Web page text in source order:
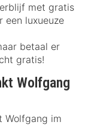
met gratis
een luxueuze
betaal er
gratis!
Wolfgang
Wolfgang im